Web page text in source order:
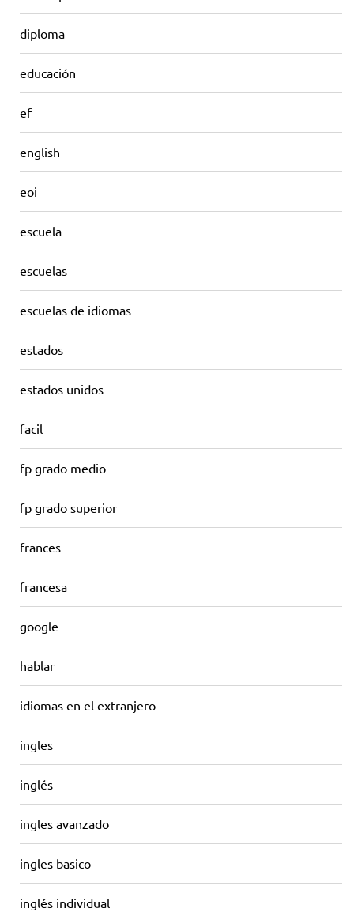
diploma
educación
ef
english
eoi
escuela
escuelas
escuelas de idiomas
estados
estados unidos
facil
fp grado medio
fp grado superior
frances
francesa
google
hablar
idiomas en el extranjero
ingles
inglés
ingles avanzado
ingles basico
inglés individual